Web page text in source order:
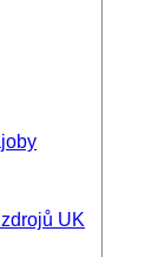
UK